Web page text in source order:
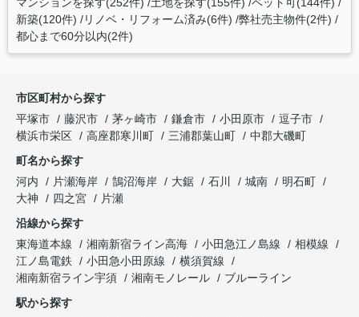
新築(120件) リノベ・リフォーム済み(6件) 弊社売主物件(2件)
都心まで60分以内(2件)
市区町村から探す
平塚市
藤沢市 茅ヶ崎市 鎌倉市 小田原市
逗子市
横浜市栄区
高座郡寒川町 三浦郡葉山町
中郡大磯町
町名から探す
河内
片瀬海岸 鵠沼海岸 大鋸 石川 城南
明石町
大神
四之宮
片瀬
沿線から探す
東海道本線
湘南新宿ライン高海 小田急江ノ島線
相模線
江ノ島電鉄
小田急小田原線
横須賀線
湘南新宿ライン宇須
湘南モノレール
ブルーライン
駅から探す